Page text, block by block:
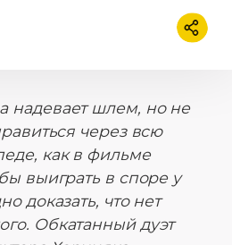
надевает шлем, но не
через всю
как в фильме
выиграть в споре у
доказать, что нет
Обкатанный дуэт